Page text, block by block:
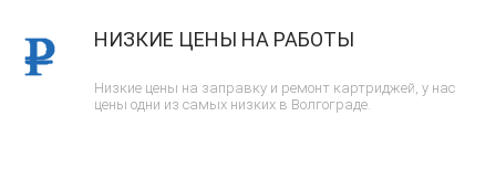
НИЗКИЕ ЦЕНЫ НА РАБОТЫ
Низкие цены на заправку и ремонт картриджей, у нас
цены одни из самых низких в Волгограде.